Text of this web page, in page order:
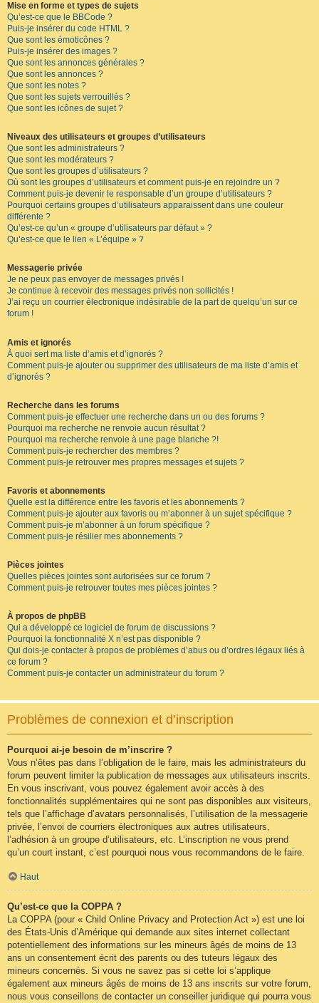
Mise en forme et types de sujets
Qu’est-ce que le BBCode ?
Puis-je insérer du code HTML ?
Que sont les émoticônes ?
Puis-je insérer des images ?
Que sont les annonces générales ?
Que sont les annonces ?
Que sont les notes ?
Que sont les sujets verrouillés ?
Que sont les icônes de sujet ?
Niveaux des utilisateurs et groupes d’utilisateurs
Que sont les administrateurs ?
Que sont les modérateurs ?
Que sont les groupes d’utilisateurs ?
Où sont les groupes d’utilisateurs et comment puis-je en rejoindre un ?
Comment puis-je devenir le responsable d’un groupe d’utilisateurs ?
Pourquoi certains groupes d’utilisateurs apparaissent dans une couleur
différente ?
Qu’est-ce qu’un « groupe d’utilisateurs par défaut » ?
Qu’est-ce que le lien « L’équipe » ?
Messagerie privée
Je ne peux pas envoyer de messages privés !
Je continue à recevoir des messages privés non sollicités !
J’ai reçu un courrier électronique indésirable de la part de quelqu’un sur ce
forum !
Amis et ignorés
À quoi sert ma liste d’amis et d’ignorés ?
Comment puis-je ajouter ou supprimer des utilisateurs de ma liste d’amis et
d’ignorés ?
Recherche dans les forums
Comment puis-je effectuer une recherche dans un ou des forums ?
Pourquoi ma recherche ne renvoie aucun résultat ?
Pourquoi ma recherche renvoie à une page blanche ?!
Comment puis-je rechercher des membres ?
Comment puis-je retrouver mes propres messages et sujets ?
Favoris et abonnements
Quelle est la différence entre les favoris et les abonnements ?
Comment puis-je ajouter aux favoris ou m’abonner à un sujet spécifique ?
Comment puis-je m’abonner à un forum spécifique ?
Comment puis-je résilier mes abonnements ?
Pièces jointes
Quelles pièces jointes sont autorisées sur ce forum ?
Comment puis-je retrouver toutes mes pièces jointes ?
À propos de phpBB
Qui a développé ce logiciel de forum de discussions ?
Pourquoi la fonctionnalité X n’est pas disponible ?
Qui dois-je contacter à propos de problèmes d’abus ou d’ordres légaux liés à
ce forum ?
Comment puis-je contacter un administrateur du forum ?
Problèmes de connexion et d’inscription
Pourquoi ai-je besoin de m’inscrire ?
Vous n’êtes pas dans l’obligation de le faire, mais les administrateurs du
forum peuvent limiter la publication de messages aux utilisateurs inscrits.
En vous inscrivant, vous pouvez également avoir accès à des
fonctionnalités supplémentaires qui ne sont pas disponibles aux visiteurs,
tels que l’affichage d’avatars personnalisés, l’utilisation de la messagerie
privée, l’envoi de courriers électroniques aux autres utilisateurs,
l’adhésion à un groupe d’utilisateurs, etc. L’inscription ne vous prend
qu’un court instant, c’est pourquoi nous vous recommandons de le faire.
Haut
Qu’est-ce que la COPPA ?
La COPPA (pour « Child Online Privacy and Protection Act ») est une loi
des États-Unis d’Amérique qui demande aux sites internet collectant
potentiellement des informations sur les mineurs âgés de moins de 13
ans un consentement écrit des parents ou des tuteurs légaux des
mineurs concernés. Si vous ne savez pas si cette loi s’applique
également aux mineurs âgés de moins de 13 ans inscrits sur votre forum,
nous vous conseillons de contacter un conseiller juridique qui pourra vous